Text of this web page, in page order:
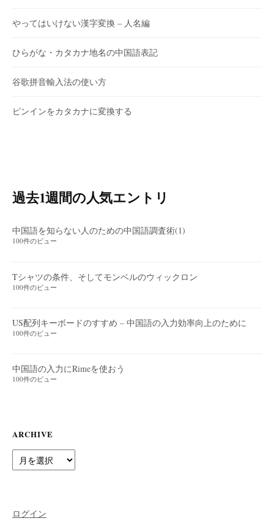
やってはいけない漢字変換 – 人名編
ひらがな・カタカナ地名の中国語表記
谷歌拼音輸入法の使い方
ピンインをカタカナに変換する
過去1週間の人気エントリ
中国語を知らない人のための中国語調査術(1)
100件のビュー
Tシャツの条件、そしてモンベルのウィックロン
100件のビュー
US配列キーボードのすすめ – 中国語の入力効率向上のために
100件のビュー
中国語の入力にRimeを使おう
100件のビュー
ARCHIVE
Archive
ログイン